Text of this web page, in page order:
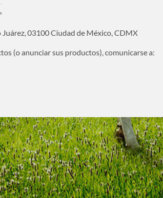
03100 Ciudad de México, CDMX
(o anunciar sus productos), comunicarse a: